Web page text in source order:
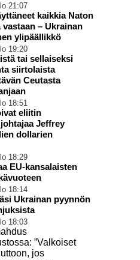
21:07
kaikkia Naton
vastaan – Ukrainan
ylipäällikkö
19:20
tai sellaiseksi
siirtolaista
Ceutasta
18:51
eliitin
Jeffrey
dollarien
18:29
EU-kansalaisten
18:14
Ukrainan pyynnön
18:03